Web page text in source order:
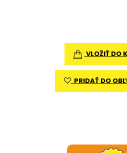
VLOŽIŤ DO
PRIDAŤ DO